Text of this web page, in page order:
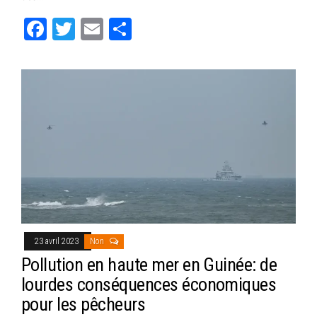
Fa
bo
T
tt
E
ail ag
23 avril 2023 Non
Pollution en haute mer en Guinée: de
lourdes conséquences économiques
pour les pêcheurs